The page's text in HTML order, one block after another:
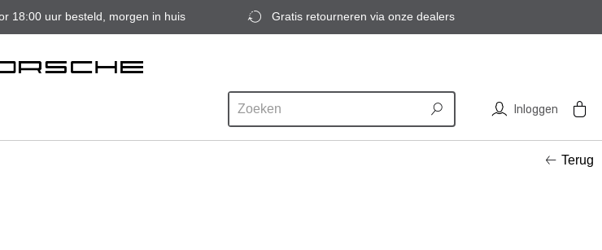
18:00 uur besteld, morgen in huis Gratis retourneren via onze dealers
Inloggen
Terug